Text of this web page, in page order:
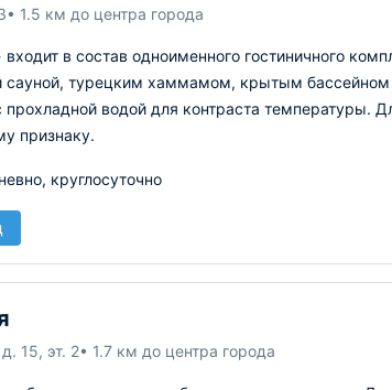
• 1.5 км до центра города
в состав одноименного гостиничного
сауной, турецким хаммамом, крытым
водой для контраста температуры.
признаку.
круглосуточно
15, эт. 2• 1.7 км до центра города